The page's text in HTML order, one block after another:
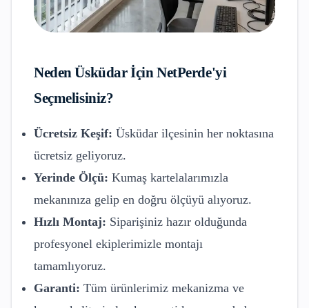
NedenÜsküdarİçin NetPerde'yi
Seçmelisiniz?
Ücretsiz Keşif: Üsküdar ilçesinin her noktasına
ücretsiz geliyoruz.
Yerinde Ölçü: Kumaş kartelalarımızla
mekanınıza gelip en doğru ölçüyü alıyoruz.
Hızlı Montaj: Siparişiniz hazır olduğunda
profesyonel ekiplerimizle montajı
tamamlıyoruz.
Garanti: Tüm ürünlerimiz mekanizma ve